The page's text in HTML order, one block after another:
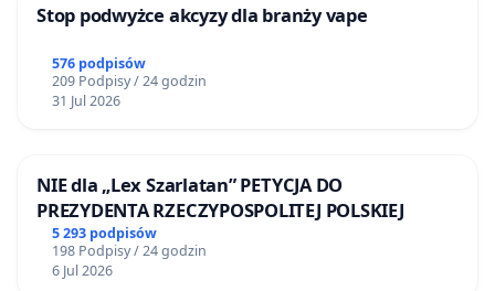
Stop podwyżce akcyzy dla branży vape
576 podpisów
209 Podpisy / 24 godzin
31 Jul 2026
NIE dla „Lex Szarlatan” PETYCJA DO
PREZYDENTA RZECZYPOSPOLITEJ POLSKIEJ
5 293 podpisów
198 Podpisy / 24 godzin
6 Jul 2026